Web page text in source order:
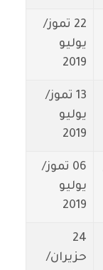
22 تموز/
يوليو
2019
13 تموز/
يوليو
2019
06 تموز/
يوليو
2019
24
حزيران/